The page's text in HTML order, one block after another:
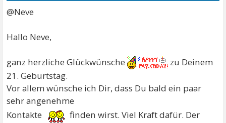
@Neve
Hallo Neve,
ganz herzliche Glückwünsche
zu Deinem
21. Geburtstag.
Vor allem wünsche ich Dir, dass Du bald ein paar
sehr angenehme
Kontakte
finden wirst. Viel Kraft dafür. Der